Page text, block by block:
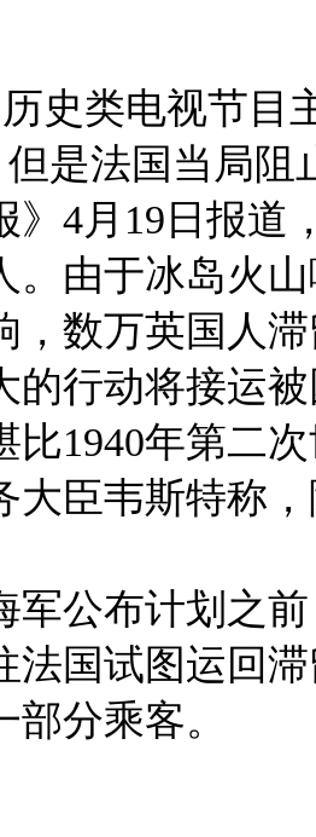
史类电视节目
但是法国当局
》4月19日报道
。由于冰岛火
，数万英国人
的行动将接运
比1940年第二
大臣韦斯特称
军公布计划之
法国试图运回
分乘客。